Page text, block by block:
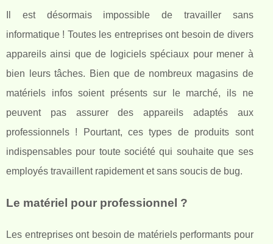
Il est désormais impossible de travailler sans
informatique ! Toutes les entreprises ont besoin de divers
appareils ainsi que de logiciels spéciaux pour mener à
bien leurs tâches. Bien que de nombreux magasins de
matériels infos soient présents sur le marché, ils ne
peuvent pas assurer des appareils adaptés aux
professionnels ! Pourtant, ces types de produits sont
indispensables pour toute société qui souhaite que ses
employés travaillent rapidement et sans soucis de bug.
Le matériel pour professionnel ?
Les entreprises ont besoin de matériels performants pour